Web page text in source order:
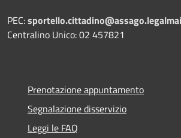
PEC:
Centralino Unico: 02 457821
Prenotazione appuntamento
Segnalazione disservizio
Leggi le FAQ